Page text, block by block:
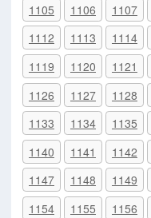
1105
1106 1107
1112
1113 1114
1119
1120 1121
1126
1127 1128
1133
1134 1135
1140
1141 1142
1147
1148 1149
1154
1155 1156